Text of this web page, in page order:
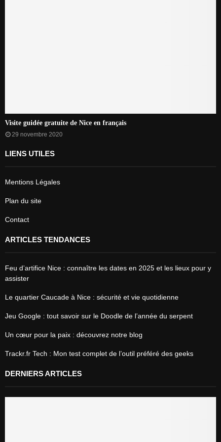
Visite guidée gratuite de Nice en français
29 novembre 2020
LIENS UTILES
Mentions Légales
Plan du site
Contact
ARTICLES TENDANCES
Feu d’artifice Nice : connaître les dates en 2025 et les lieux pour y
assister
Le quartier Caucade à Nice : sécurité et vie quotidienne
Jeu Google : tout savoir sur le Doodle de l’année du serpent
Un cœur pour la paix : découvrez notre blog
Trackr.fr Tech : Mon test complet de l’outil préféré des geeks
DERNIERS ARTICLES